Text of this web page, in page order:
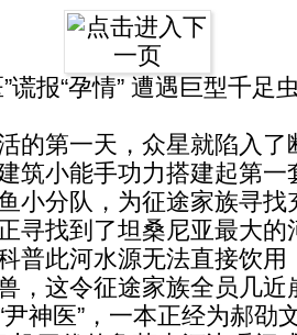
报“孕情” 遭遇巨型千足
第一天，众星就陷入了
筑小能手功力搭建起第一
小分队，为征途家族寻找
寻找到了坦桑尼亚最大的
普此河水源无法直接饮用
，这令征途家族全员几近
神医”，一本正经为郝劭